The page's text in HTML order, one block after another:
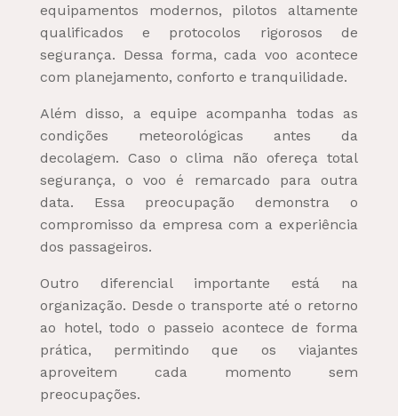
equipamentos modernos, pilotos altamente
qualificados e protocolos rigorosos de
segurança. Dessa forma, cada voo acontece
com planejamento, conforto e tranquilidade.
Além disso, a equipe acompanha todas as
condições meteorológicas antes da
decolagem. Caso o clima não ofereça total
segurança, o voo é remarcado para outra
data. Essa preocupação demonstra o
compromisso da empresa com a experiência
dos passageiros.
Outro diferencial importante está na
organização. Desde o transporte até o retorno
ao hotel, todo o passeio acontece de forma
prática, permitindo que os viajantes
aproveitem cada momento sem
preocupações.